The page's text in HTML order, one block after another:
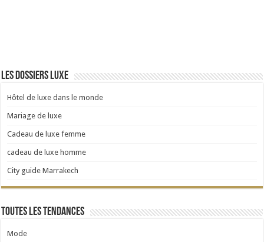
Les dossiers luxe
Hôtel de luxe dans le monde
Mariage de luxe
Cadeau de luxe femme
cadeau de luxe homme
City guide Marrakech
Toutes les tendances
Mode